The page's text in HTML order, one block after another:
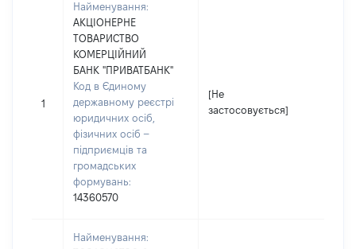
1
Найменування:
АКЦІОНЕРНЕ
ТОВАРИСТВО
КОМЕРЦІЙНИЙ
БАНК "ПРИВАТБАНК"
Код в Єдиному
державному реєстрі
юридичних осіб,
фізичних осіб –
підприємців та
громадських
формувань:
14360570
[Не
застосовується]
Найменування: